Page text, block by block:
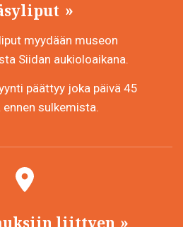
myydään museon
Siidan aukioloaikana.
päättyy joka päivä 45
sulkemista.
liittyen